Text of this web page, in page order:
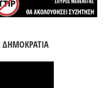
ΔΗΜΟΚΡΑΤΙΑ